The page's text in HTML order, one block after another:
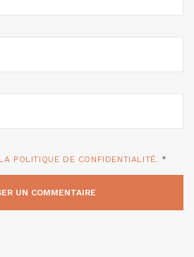
POLITIQUE DE CONFIDENTIALITÉ. *